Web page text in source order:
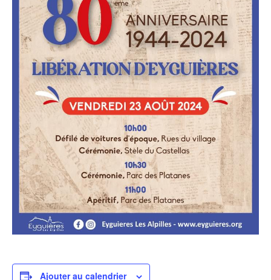
Ajouter au calendrier